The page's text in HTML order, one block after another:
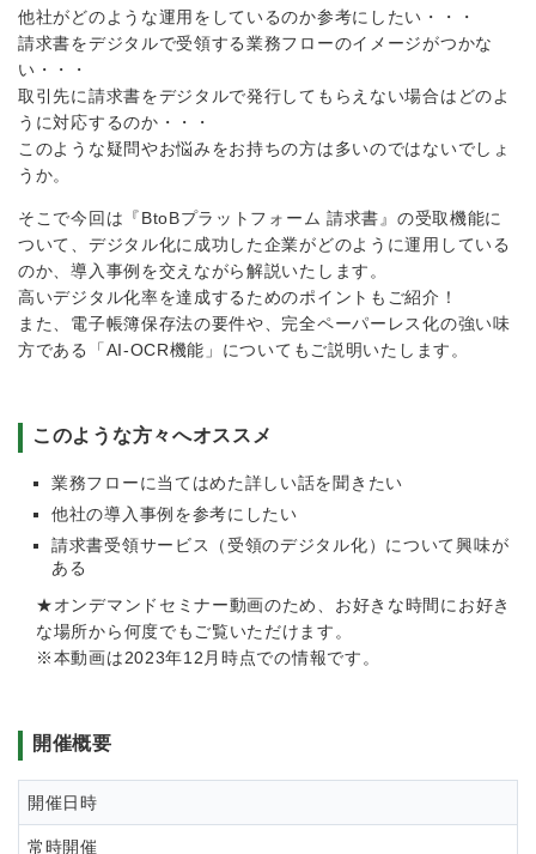
他社がどのような運用をしているのか参考にしたい・・・
請求書をデジタルで受領する業務フローのイメージがつかな
い・・・
取引先に請求書をデジタルで発行してもらえない場合はどのよ
うに対応するのか・・・
このような疑問やお悩みをお持ちの方は多いのではないでしょ
うか。
そこで今回は『BtoBプラットフォーム 請求書』の受取機能に
ついて、デジタル化に成功した企業がどのように運用している
のか、導入事例を交えながら解説いたします。
高いデジタル化率を達成するためのポイントもご紹介！
また、電子帳簿保存法の要件や、完全ペーパーレス化の強い味
方である「AI-OCR機能」についてもご説明いたします。
このような方々へオススメ
業務フローに当てはめた詳しい話を聞きたい
他社の導入事例を参考にしたい
請求書受領サービス（受領のデジタル化）について興味が
ある
★オンデマンドセミナー動画のため、お好きな時間にお好き
な場所から何度でもご覧いただけます。
※本動画は2023年12月時点での情報です。
開催概要
開催日時
常時開催